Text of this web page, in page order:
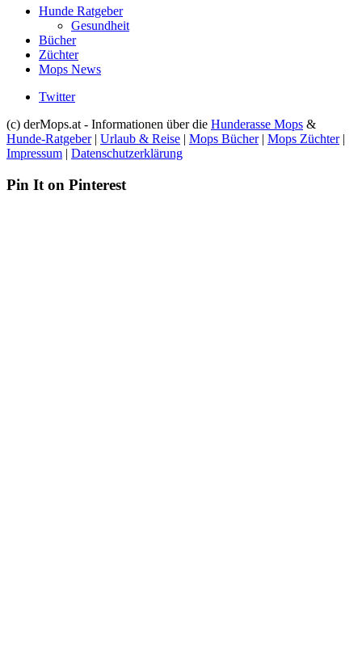
Hunde Ratgeber
Gesundheit
Bücher
Züchter
Mops News
Twitter
(c) derMops.at - Informationen über die Hunderasse Mops &
Hunde-Ratgeber| Urlaub & Reise | Mops Bücher| Mops Züchter|
Impressum | Datenschutzerklärung
Pin It on Pinterest